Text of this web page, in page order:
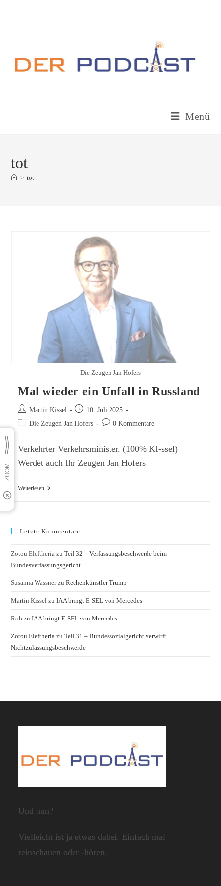
Menü
tot
> tot
Die Zeugen Jan Hofers
Mal wieder ein Unfall in Russland
Beitrags-
Autor:
Martin Kissel
Beitrag
veröffentlicht:
10. Juli 2025
Beitrags-
Die Zeugen Jan Hofers
Beitrags-0 Kommentare
Verkehrter Verkehrsminister. (100% KI-ssel)
Werdet auch Ihr Zeugen Jan Hofers!
WeiterlesenMal
Russland
Letzte Kommentare
Zotou Eleftheria zuTeil 32 – Verfassungsbeschwerde beim
Bundesverfassungsgericht
Susanna WassnerzuRechenkünstler Trump
Martin Kissel zuIAA bringt E-SEL von Mercedes
Rob zuIAA bringt E-SEL von Mercedes
Zotou Eleftheria zuTeil 31 – Bundessozialgericht verwirft
Nichtzulassungsbeschwerde
Und nun?
Vielleicht ist ja etwas dabei. Einfach mal
reinschauen oder -hören.